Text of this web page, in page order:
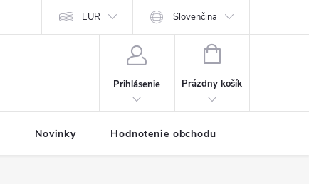
Predávané značky Prihlásenie affiliate partnera
EUR Slovenčina
Prihlásenie
NÁKUPNÝ
Prázdny košík
Novinky Hodnotenie obchodu